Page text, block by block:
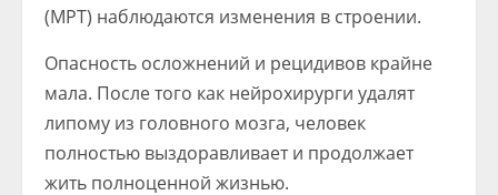
(МРТ) наблюдаются изменения в строении.
Опасность осложнений и рецидивов крайне
мала. После того как нейрохирурги удалят
липому из головного мозга, человек
полностью выздоравливает и продолжает
жить полноценной жизнью.